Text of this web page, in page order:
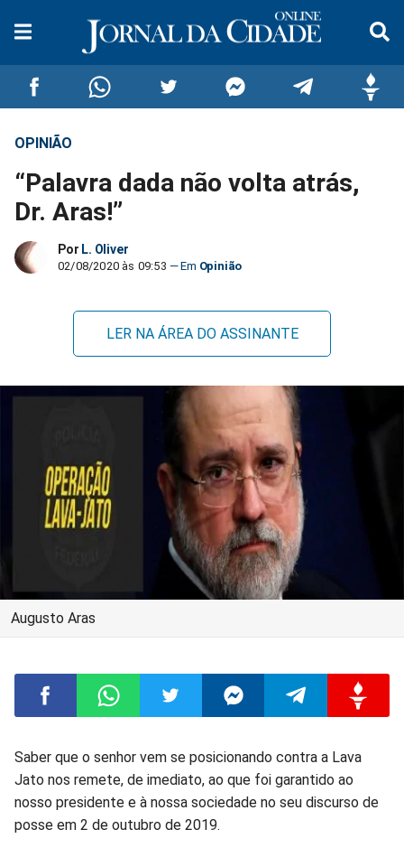
Compartilhar
no
Facebook
Compartilhar
no
Whatsapp
no
no
no
OPINIÃO
“Palavra dada não volta atrás,
Dr. Aras!”
Por L. Oliver
02/08/2020 às 09:53 Opinião
LER NA ÁREA DO ASSINANTE
Augusto Aras
Compartilhar
no
Compartilhar
no
Compartilhar
no
Compartilhar
no
Compartilhar
no
no
Saber que o senhor vem se posicionando contra a Lava
Jato nos remete, de imediato, ao que foi garantido ao
nosso presidente e à nossa sociedade no seu discurso de
posse em 2 de outubro de 2019.